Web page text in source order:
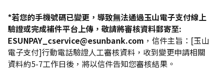
*若您的手機號碼已變更，導致無法通過玉山電子支付線上
驗證或完成補件平台上傳，敬請將審核資料郵寄至:
ESUNPAY_cservice@esunbank.com ，信件主旨：[玉山
電子支付]行動電話驗證人工審核資料，收到變更申請相關
資料約5-7工作日後，將以信件告知您審核結果。